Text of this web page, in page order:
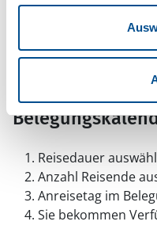
Hinweis:Nachdem
haben, können
Reisedauer
Anzahl Reisende
Anreisetag im
Sie bekommen